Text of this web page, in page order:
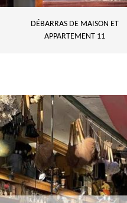
DÉBARRAS DE MAISON ET
APPARTEMENT 11